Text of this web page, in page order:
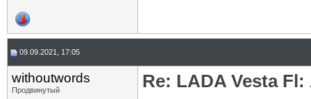
09.09.2021, 17:05
withoutwords
Продвинутый Re: LADA Vesta